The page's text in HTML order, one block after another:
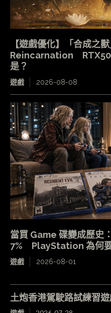
【遊戲優化】「合成之
Reincarnation
是？
遊戲 2026-08-08
當買 Game 碟變成歷史
7% PlayStation 為何要
遊戲 2026-08-01
土炮香港駕駛路試練習遊